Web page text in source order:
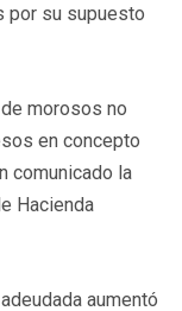
su supuesto
morosos no
en concepto
comunicado la
Hacienda
aumentó